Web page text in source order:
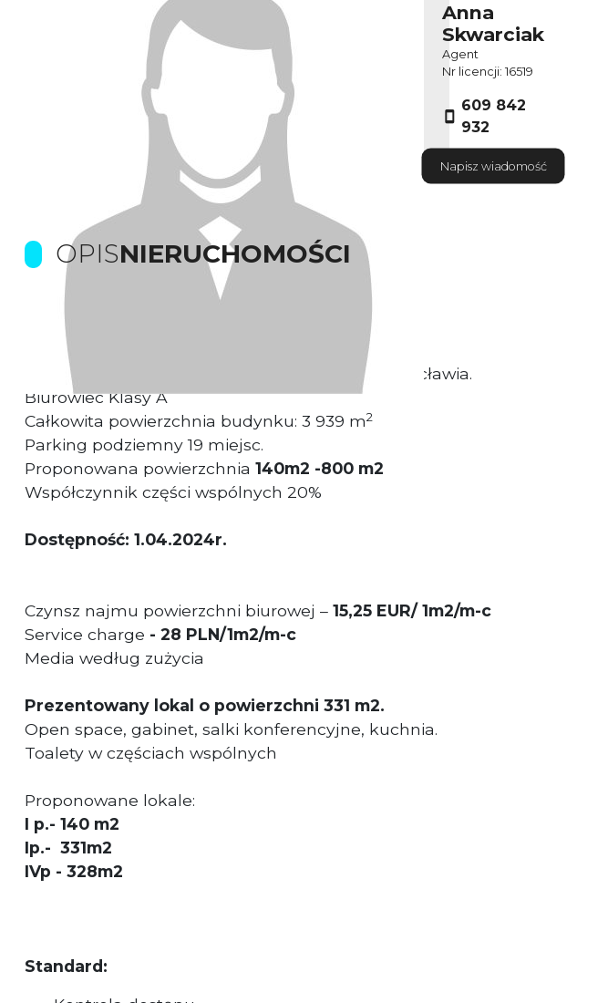
Anna
Skwarciak
Agent
Nr licencji: 16519
609 842
932
Napisz wiadomość
OPISNIERUCHOMOŚCI
Prowizje pokrywa Właściciel nieruchomości
Kompleks biurowy usytuowany w Centrum Wrocławia.
Biurowiec Klasy A
Całkowita powierzchnia budynku: 3 939 m2
Parking podziemny 19 miejsc.
Proponowana powierzchnia 140m2 -800 m2
Współczynnik części wspólnych 20%
Dostępność: 1.04.2024r.
Czynsz najmu powierzchni biurowej – 15,25 EUR/ 1m2/m-c
Service charge - 28 PLN/1m2/m-c
Media według zużycia
Prezentowany lokal o powierzchni 331 m2.
Open space, gabinet, salki konferencyjne, kuchnia.
Toalety w częściach wspólnych
Proponowane lokale:
I p.- 140 m2
Ip.- 331m2
IVp - 328m2
Standard: